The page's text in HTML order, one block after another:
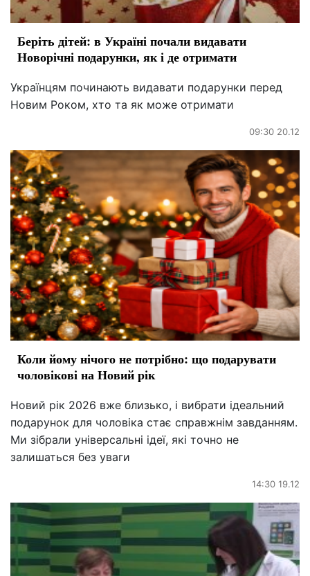
Беріть дітей: в Україні почали видавати
Новорічні подарунки, як і де отримати
Українцям починають видавати подарунки перед
Новим Роком, хто та як може отримати
09:30 20.12
Коли йому нічого не потрібно: що подарувати
чоловікові на Новий рік
Новий рік 2026 вже близько, і вибрати ідеальний
подарунок для чоловіка стає справжнім завданням.
Ми зібрали універсальні ідеї, які точно не
залишаться без уваги
14:30 19.12